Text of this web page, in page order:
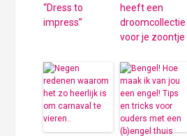
“Dress to
impress”
heeft een
droomcollectie
voor je zoontje